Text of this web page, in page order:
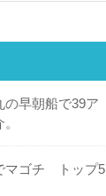
の早朝船で39ア
マゴチ トップ5